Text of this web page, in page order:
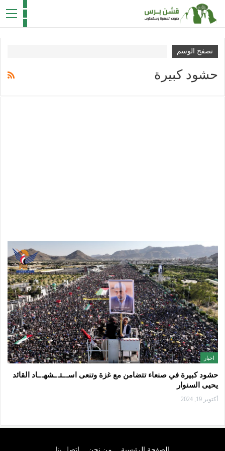
تصفح الوسم
حشود كبيرة
اخبار
حشود كبيرة في صنعاء تتضامن مع غزة وتنعى اسـ.ـتـ.ـشهـ.ـاد القائد
يحيى السنوار
أكتوبر 19, 2024